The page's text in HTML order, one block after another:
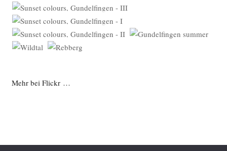
Mehr bei Flickr …